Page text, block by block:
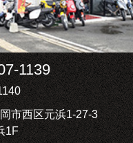
1139
市西区元浜1-27-3
1F